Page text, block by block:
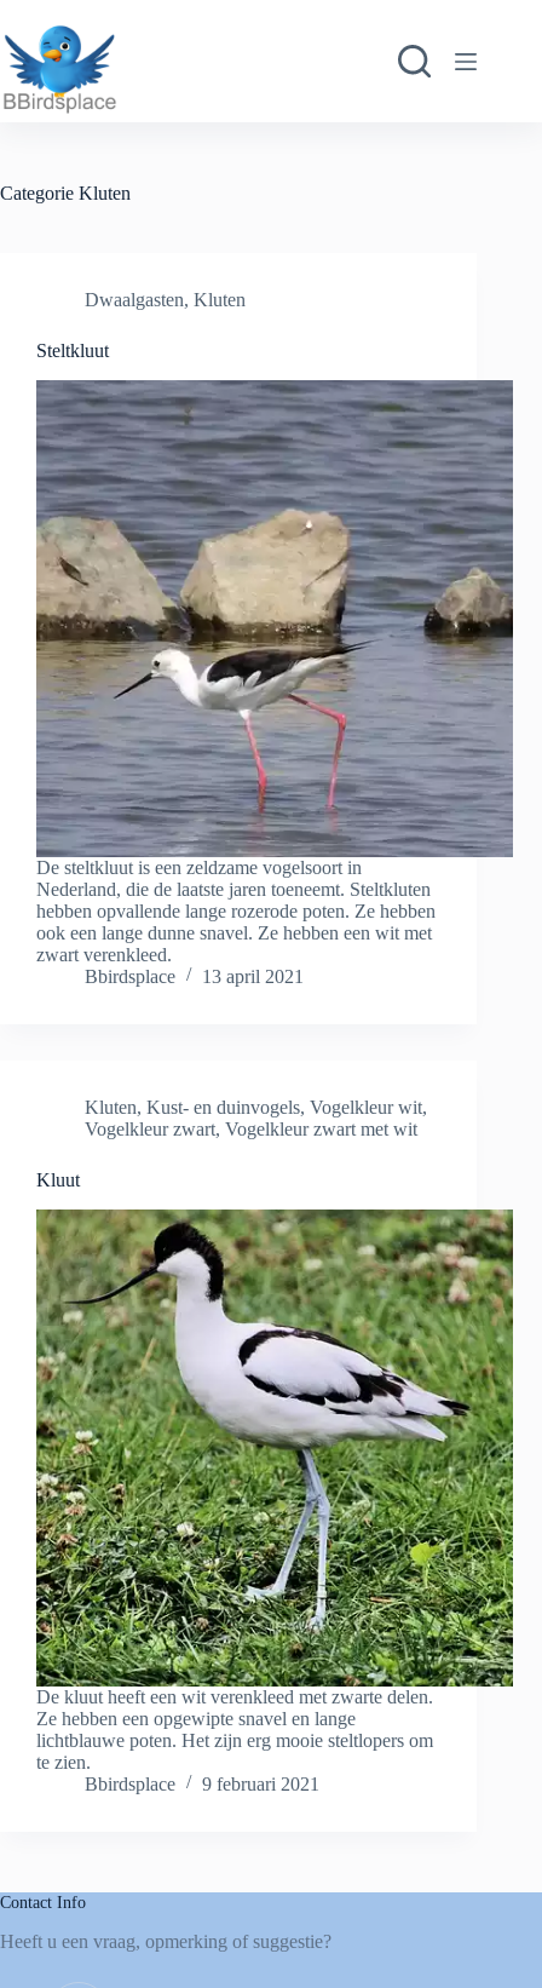
naar
de
inhoud
Categorie Kluten
Dwaalgasten, Kluten
Steltkluut
De steltkluut is een zeldzame vogelsoort in
Nederland, die de laatste jaren toeneemt. Steltkluten
hebben opvallende lange rozerode poten. Ze hebben
ook een lange dunne snavel. Ze hebben een wit met
zwart verenkleed.
Bbirdsplace
13 april 2021
Kluten, Kust- en duinvogels, Vogelkleur wit,
Vogelkleur zwart, Vogelkleur zwart met wit
Kluut
De kluut heeft een wit verenkleed met zwarte delen.
Ze hebben een opgewipte snavel en lange
lichtblauwe poten. Het zijn erg mooie steltlopers om
te zien.
Bbirdsplace
9 februari 2021
Contact Info
Heeft u een vraag, opmerking of suggestie?